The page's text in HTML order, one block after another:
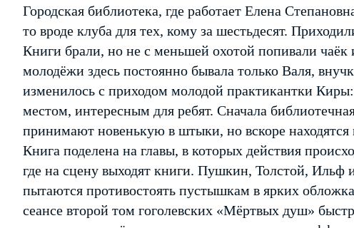
Городская библиотека, где работает Елена
то вроде клуба для тех, кому за шестьдесят.
Книги брали, но не с меньшей охотой попивали чаёк
молодёжи здесь постоянно бывала только Валя,
изменилось с приходом молодой практикантки Киры:
местом, интересным для ребят. Сначала
принимают новенькую в штыки, но вскоре
Книга поделена на главы, в которых действия
где на сцену выходят книги. Пушкин, Толстой,
пытаются противостоять пустышкам в ярких
сеансе второй том гоголевских «Мёртвых душ»